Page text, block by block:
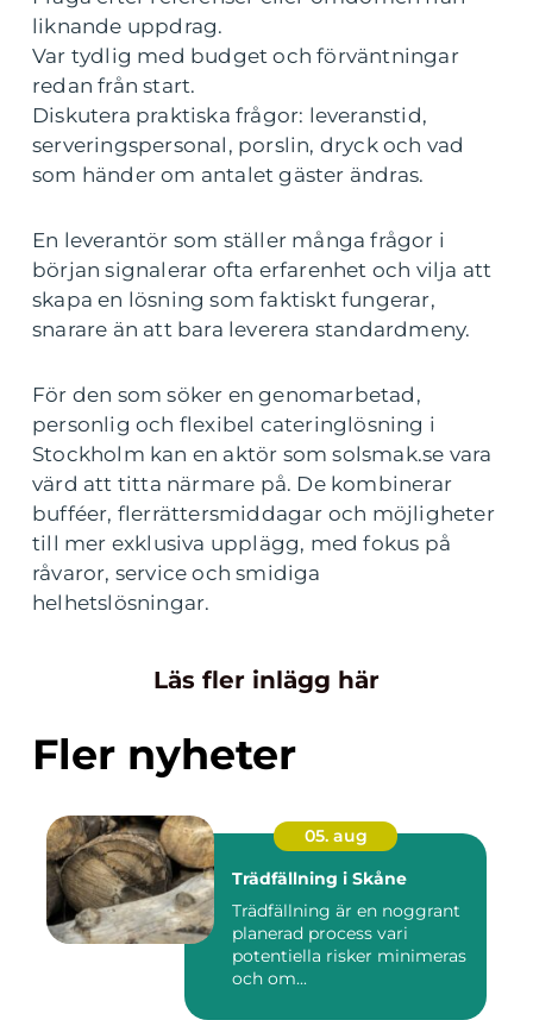
liknande uppdrag.
Var tydlig med budget och förväntningar
redan från start.
Diskutera praktiska frågor: leveranstid,
serveringspersonal, porslin, dryck och vad
som händer om antalet gäster ändras.
En leverantör som ställer många frågor i
början signalerar ofta erfarenhet och vilja att
skapa en lösning som faktiskt fungerar,
snarare än att bara leverera standardmeny.
För den som söker en genomarbetad,
personlig och flexibel cateringlösning i
Stockholm kan en aktör som solsmak.se vara
värd att titta närmare på. De kombinerar
bufféer, flerrättersmiddagar och möjligheter
till mer exklusiva upplägg, med fokus på
råvaror, service och smidiga
helhetslösningar.
Läs fler inlägg här
Fler nyheter
05. aug
Trädfällning i Skåne
Trädfällning är en noggrant
planerad process vari
potentiella risker minimeras
och om...